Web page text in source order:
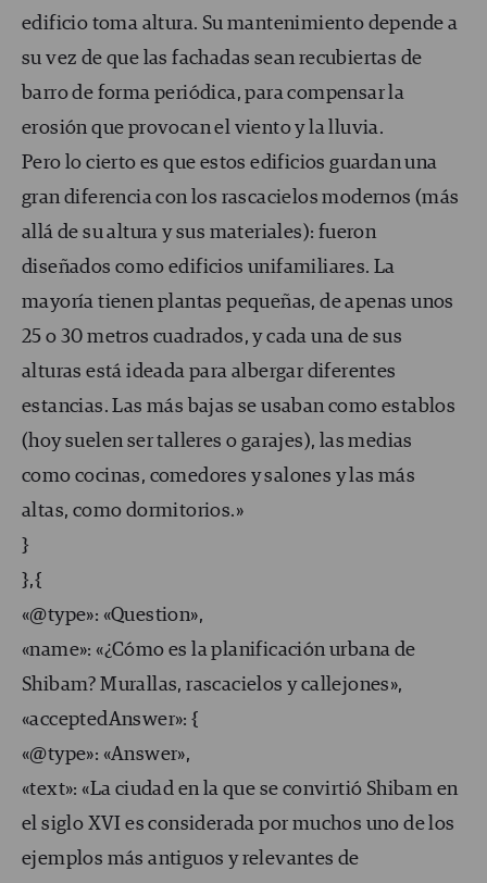
edificio toma altura. Su mantenimiento depende a
su vez de que las fachadas sean recubiertas de
barro de forma periódica, para compensar la
erosión que provocan el viento y la lluvia.
Pero lo cierto es que estos edificios guardan una
gran diferencia con los rascacielos modernos (más
allá de su altura y sus materiales): fueron
diseñados como edificios unifamiliares. La
mayoría tienen plantas pequeñas, de apenas unos
25 o 30 metros cuadrados, y cada una de sus
alturas está ideada para albergar diferentes
estancias. Las más bajas se usaban como establos
(hoy suelen ser talleres o garajes), las medias
como cocinas, comedores y salones y las más
altas, como dormitorios.»
}
},{
«@type»: «Question»,
«name»: «¿Cómo es la planificación urbana de
Shibam? Murallas, rascacielos y callejones»,
«acceptedAnswer»: {
«@type»: «Answer»,
«text»: «La ciudad en la que se convirtió Shibam en
el siglo XVI es considerada por muchos uno de los
ejemplos más antiguos y relevantes de